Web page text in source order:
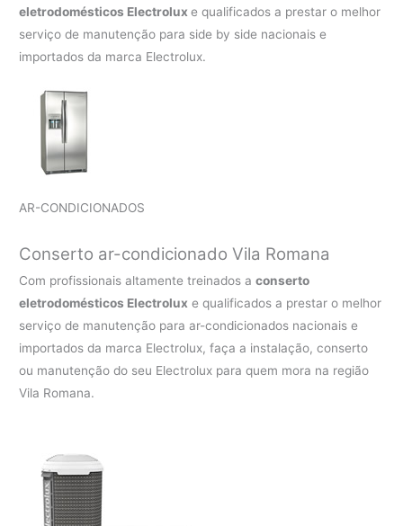
eletrodomésticos Electroluxe qualificados a prestar o melhor
serviço de manutenção para side by side nacionais e
importados da marca Electrolux.
AR-CONDICIONADOS
Conserto ar-condicionado Vila Romana
Com profissionais altamente treinados aconserto
eletrodomésticos Electrolux e qualificados a prestar o melhor
serviço de manutenção para ar-condicionados nacionais e
importados da marca Electrolux, faça a instalação, conserto
ou manutenção do seu Electrolux para quem mora na região
Vila Romana.